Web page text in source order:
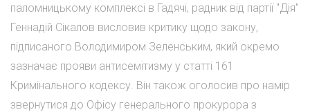
паломницькому комплексі в Гадячі, радник від партії "Дія"
Геннадій Сікалов висловив критику щодо закону,
підписаного Володимиром Зеленським, який окремо
зазначає прояви антисемітизму у статті 161
Кримінального кодексу. Він також оголосив про намір
звернутися до Офісу генерального прокурора з